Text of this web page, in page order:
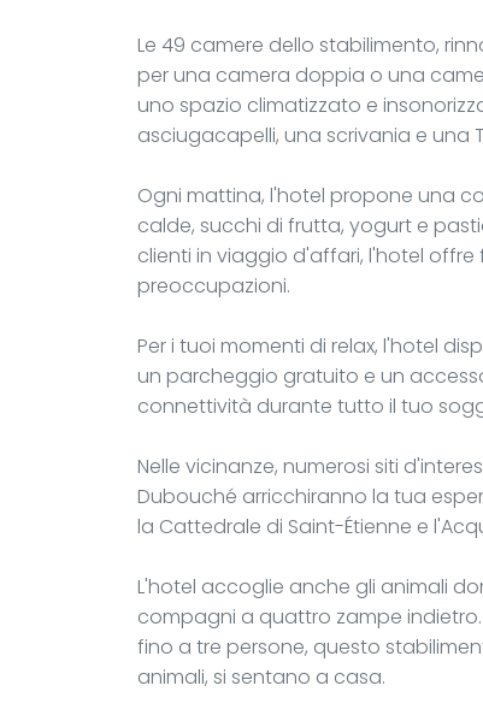
Le 49 camere dello stabilimento,
per una camera doppia o una
uno spazio climatizzato e
asciugacapelli, una scrivania e una
Ogni mattina, l'hotel propone una
calde, succhi di frutta, yogurt e
clienti in viaggio d'affari, l'hotel
preoccupazioni.
Per i tuoi momenti di relax, l'hotel
un parcheggio gratuito e un
connettività durante tutto il tuo
Nelle vicinanze, numerosi siti
Dubouché arricchiranno la tua
la Cattedrale di Saint-Étienne e
L'hotel accoglie anche gli animali
compagni a quattro zampe
fino a tre persone, questo
animali, si sentano a casa.